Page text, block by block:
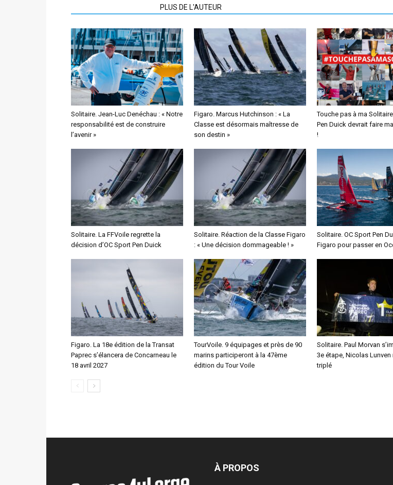
PLUS DE L'AUTEUR
Solitaire. Jean-Luc Denéchau : « Notre
responsabilité est de construire
l’avenir »
Figaro. Marcus Hutchinson : « La
Classe est désormais maîtresse de
son destin »
Touche pas à ma
Pen Duick devrait faire
!
Solitaire. La FFVoile regrette la
décision d’OC Sport Pen Duick
Solitaire. Réaction de la Classe Figaro
: « Une décision dommageable ! »
Solitaire. OC Sport Pen
Figaro pour passer en
Figaro. La 18e édition de la Transat
Paprec s’élancera de Concarneau le
18 avril 2027
TourVoile. 9 équipages et près de 90
marins participeront à la 47ème
édition du Tour Voile
Solitaire. Paul Morvan
3e étape, Nicolas Lunven
triplé
À PROPOS